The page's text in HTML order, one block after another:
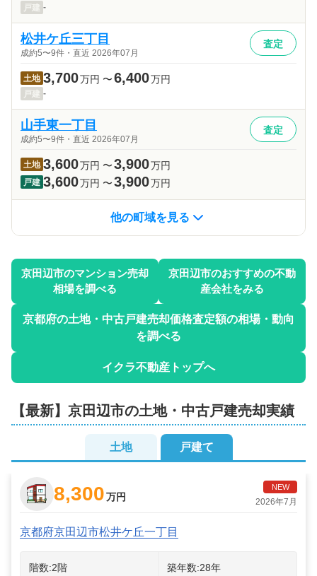
戸建 -
松井ケ丘三丁目
成約5〜9件・直近 2026年07月
査定
土地 3,700万円 〜6,400万円
戸建 -
山手東一丁目
成約5〜9件・直近 2026年07月
査定
土地 3,600万円 〜3,900万円
戸建 3,600万円 〜3,900万円
他の町域を見る
京田辺市のマンション売却
相場を調べる
京田辺市のおすすめの不動
産会社をみる
京都府の土地・中古戸建売却価格査定額の相場・動向
を調べる
イクラ不動産トップへ
【最新】 京田辺市の土地・中古戸建売却実績
土地 戸建て
NEW
8,300万円 2026年7月
京都府京田辺市松井ケ丘一丁目
階数:2階 築年数:28年